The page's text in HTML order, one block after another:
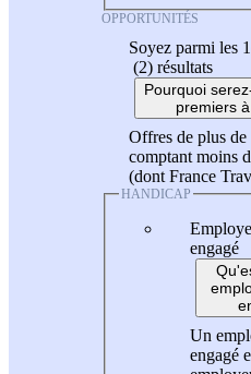
OPPORTUNITÉS
Soyez parmi les
(2) résultats
Pourquoi
premiers
Offres de plus de
comptant moins
(dont France
HANDICAP
engagé
Un
engagé